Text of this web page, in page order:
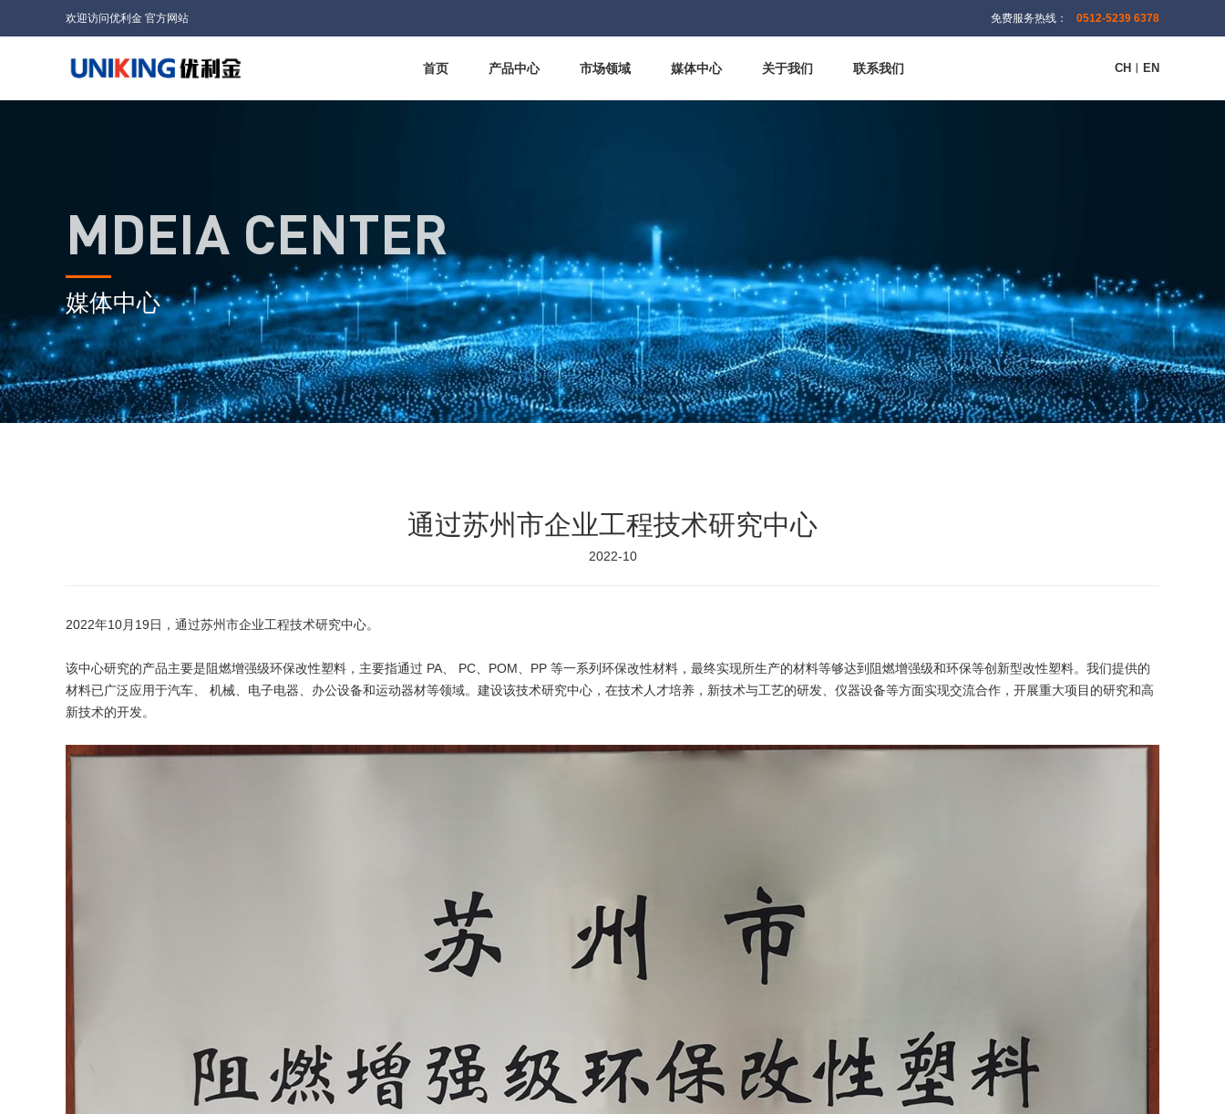
欢迎访问优利金 官方网站 免费服务热线： 0512-5239 6378
CH EN
首页 产品中心 市场领域 媒体中心 关于我们 联系我们
MDEIA CENTER
媒体中心
通过苏州市企业工程技术研究中心
2022-10
2022年10月19日，通过苏州市企业工程技术研究中心。
该中心研究的产品主要是阻燃增强级环保改性塑料，主要指通过 PA、 PC、POM、PP 等一系列环保改性材料，最终实现所生产的材料等够达到阻燃增强级和环保等创新型改性塑料。我们提供的
材料已广泛应用于汽车、 机械、电子电器、办公设备和运动器材等领域。建设该技术研究中心，在技术人才培养，新技术与工艺的研发、仪器设备等方面实现交流合作，开展重大项目的研究和高
新技术的开发。